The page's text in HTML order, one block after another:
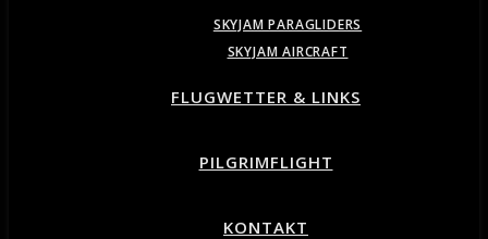
SKYJAM PARAGLIDERS
SKYJAM AIRCRAFT
FLUGWETTER & LINKS
PILGRIMFLIGHT
KONTAKT